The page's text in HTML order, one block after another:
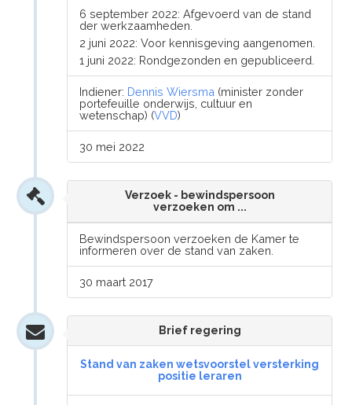
6 september 2022: Afgevoerd van de stand
der werkzaamheden.
2 juni 2022: Voor kennisgeving aangenomen.
1 juni 2022: Rondgezonden en gepubliceerd.
Indiener: Dennis Wiersma (minister zonder
portefeuille onderwijs, cultuur en
wetenschap) (VVD)
30 mei 2022
Verzoek - bewindspersoon
verzoeken om ...
Bewindspersoon verzoeken de Kamer te
informeren over de stand van zaken.
30 maart 2017
Brief regering
Stand van zaken wetsvoorstel versterking
positie leraren